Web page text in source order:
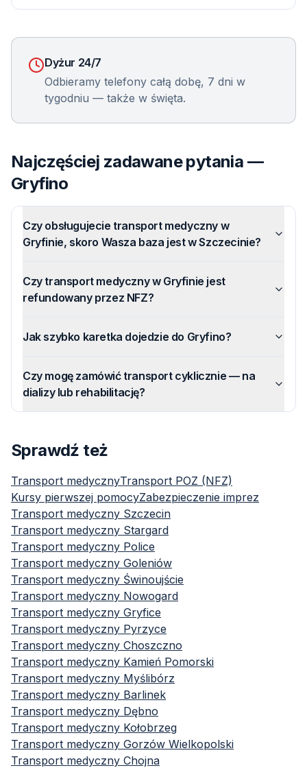
Dyżur 24/7
Odbieramy telefony całą dobę, 7 dni w
tygodniu — także w święta.
Najczęściej zadawane pytania —
Gryfino
Czy obsługujecie transport medyczny w
Gryfinie, skoro Wasza baza jest w Szczecinie?
Czy transport medyczny w Gryfinie jest
refundowany przez NFZ?
Jak szybko karetka dojedzie do Gryfino?
Czy mogę zamówić transport cyklicznie — na
dializy lub rehabilitację?
Sprawdź też
Transport medycznyTransport POZ (NFZ)
Kursy pierwszej pomocyZabezpieczenie imprez
Transport medyczny Szczecin
Transport medyczny Stargard
Transport medyczny Police
Transport medyczny Goleniów
Transport medyczny Świnoujście
Transport medyczny Nowogard
Transport medyczny Gryfice
Transport medyczny Pyrzyce
Transport medyczny Choszczno
Transport medyczny Kamień Pomorski
Transport medyczny Myślibórz
Transport medyczny Barlinek
Transport medyczny Dębno
Transport medyczny Kołobrzeg
Transport medyczny Gorzów Wielkopolski
Transport medyczny Chojna